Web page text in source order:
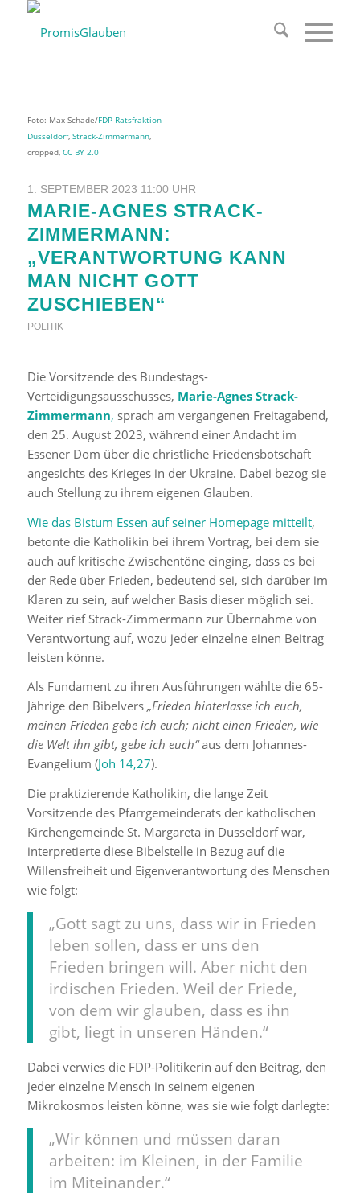
Foto: Max Schade/FDP-Ratsfraktion
Düsseldorf, Strack-Zimmermann,
cropped, CC BY 2.0
1. SEPTEMBER 2023 11:00 UHR
MARIE-AGNES STRACK-
ZIMMERMANN:
„VERANTWORTUNG KANN
MAN NICHT GOTT
ZUSCHIEBEN“
POLITIK
Die Vorsitzende des Bundestags-
Verteidigungsausschusses, Marie-Agnes Strack-
Zimmermann, sprach am vergangenen Freitagabend,
den 25. August 2023, während einer Andacht im
Essener Dom über die christliche Friedensbotschaft
angesichts des Krieges in der Ukraine. Dabei bezog sie
auch Stellung zu ihrem eigenen Glauben.
Wie das Bistum Essen auf seiner Homepage mitteilt,
betonte die Katholikin bei ihrem Vortrag, bei dem sie
auch auf kritische Zwischentöne einging, dass es bei
der Rede über Frieden, bedeutend sei, sich darüber im
Klaren zu sein, auf welcher Basis dieser möglich sei.
Weiter rief Strack-Zimmermann zur Übernahme von
Verantwortung auf, wozu jeder einzelne einen Beitrag
leisten könne.
Als Fundament zu ihren Ausführungen wählte die 65-
Jährige den Bibelvers „Frieden hinterlasse ich euch,
meinen Frieden gebe ich euch; nicht einen Frieden, wie
die Welt ihn gibt, gebe ich euch“aus dem Johannes-
Evangelium (Joh 14,27).
Die praktizierende Katholikin, die lange Zeit
Vorsitzende des Pfarrgemeinderats der katholischen
Kirchengemeinde St. Margareta in Düsseldorf war,
interpretierte diese Bibelstelle in Bezug auf die
Willensfreiheit und Eigenverantwortung des Menschen
wie folgt:
„Gott sagt zu uns, dass wir in Frieden
leben sollen, dass er uns den
Frieden bringen will. Aber nicht den
irdischen Frieden. Weil der Friede,
von dem wir glauben, dass es ihn
gibt, liegt in unseren Händen.“
Dabei verwies die FDP-Politikerin auf den Beitrag, den
jeder einzelne Mensch in seinem eigenen
Mikrokosmos leisten könne, was sie wie folgt darlegte:
„Wir können und müssen daran
arbeiten: im Kleinen, in der Familie
im Miteinander.“